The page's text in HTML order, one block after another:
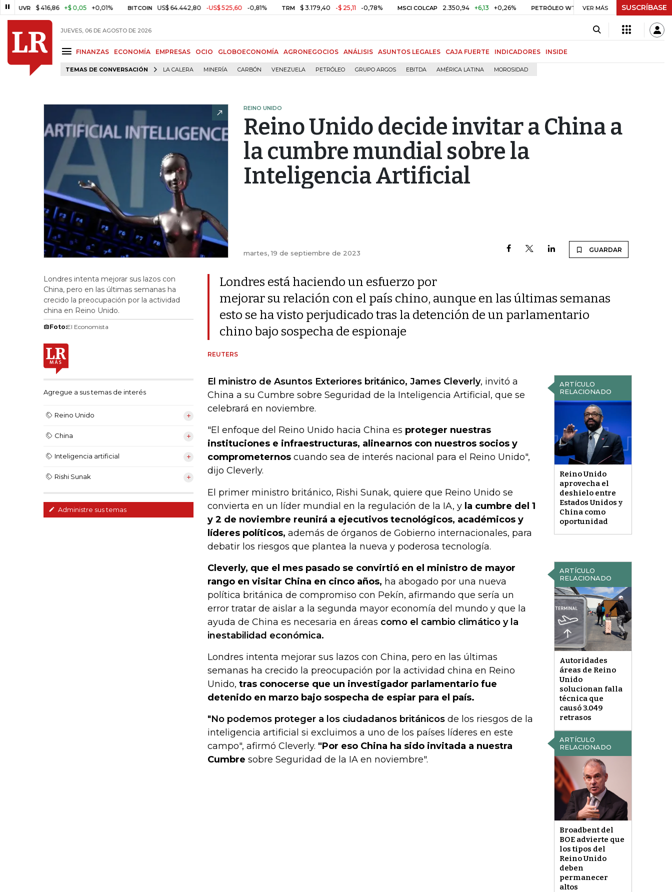
$ 416,86 +$ 0,05 +0,01% BITCOIN US$ 64.442,80 -US$ 525,60 -0,81% TRM $ 3.179,40 -$ 25,11 -0,78% MSCI COLCAP 2.350,94 +6,13 +0,26% PETRÓLEO WTI US$ 78,01 US$ 2,92 +3,89%
VER MÁS SUSCRÍBASE
JUEVES, 06 DE AGOSTO DE 2026
FINANZAS ECONOMÍA EMPRESAS OCIO GLOBOECONOMÍA AGRONEGOCIOS ANÁLISIS ASUNTOS LEGALES CAJA FUERTE INDICADORES INSIDE
TEMAS DE CONVERSACIÓN LA CALERA MINERÍA CARBÓN VENEZUELA PETRÓLEO GRUPO ARGOS EBITDA AMÉRICA LATINA MOROSIDAD
REINO UNIDO
Reino Unido decide invitar a China a
la cumbre mundial sobre la
Inteligencia Artificial
martes, 19 de septiembre de 2023 GUARDAR
Londres intenta mejorar sus lazos con
China, pero en las últimas semanas ha
crecido la preocupación por la actividad
china en Reino Unido.
Foto:El Economista
Agregue a sus temas de interés
Reino Unido
China
Inteligencia artificial
Rishi Sunak
Administre sus temas
Londres está haciendo un esfuerzo por
mejorar su relación con el país chino, aunque en las últimas semanas
esto se ha visto perjudicado tras la detención de un parlamentario
chino bajo sospecha de espionaje
REUTERS
ARTÍCULO
RELACIONADO
Reino Unido
aprovecha el
deshielo entre
Estados Unidos y
China como
oportunidad
El ministro de Asuntos Exteriores británico, James Cleverly, invitó a
China a su Cumbre sobre Seguridad de la Inteligencia Artificial, que se
celebrará en noviembre.
"El enfoque del Reino Unido hacia China es proteger nuestras
instituciones e infraestructuras, alinearnos con nuestros socios y
comprometernos cuando sea de interés nacional para el Reino Unido",
dijo Cleverly.
El primer ministro británico, Rishi Sunak, quiere que Reino Unido se
convierta en un líder mundial en la regulación de la IA, y la cumbre del 1
y 2 de noviembre reunirá a ejecutivos tecnológicos, académicos y
líderes políticos, además de órganos de Gobierno internacionales, para
debatir los riesgos que plantea la nueva y poderosa tecnología.
ARTÍCULO
RELACIONADO
Autoridades
áreas de Reino
Unido
solucionan falla
técnica que
causó 3.049
retrasos
Cleverly, que el mes pasado se convirtió en el ministro de mayor
rango en visitar China en cinco años, ha abogado por una nueva
política británica de compromiso con Pekín, afirmando que sería un
error tratar de aislar a la segunda mayor economía del mundo y que la
ayuda de China es necesaria en áreas como el cambio climático y la
inestabilidad económica.
Londres intenta mejorar sus lazos con China, pero en las últimas
semanas ha crecido la preocupación por la actividad china en Reino
Unido, tras conocerse que un investigador parlamentario fue
detenido en marzo bajo sospecha de espiar para el país.
ARTÍCULO
RELACIONADO
Broadbent del
BOE advierte que
los tipos del
Reino Unido
deben
permanecer
altos
"No podemos proteger a los ciudadanos británicos de los riesgos de la
inteligencia artificial si excluimos a uno de los países líderes en este
campo", afirmó Cleverly. "Por eso China ha sido invitada a nuestra
Cumbre sobre Seguridad de la IA en noviembre".